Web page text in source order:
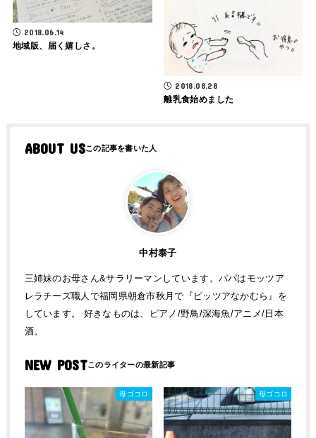
2018.06.14
地域版、届く嬉しさ。
2018.08.28
離乳食始めました
ABOUT US
中村泰子
三姉妹のお母さん&サラリーマンしています。パパはモッツア
レラチーズ職人で福岡県朝倉市秋月で『ピッツアなかむら』を
しています。 好きなものは、ピアノ/野鳥/深海魚/アニメ/日本
酒。
NEW POST
母ゴコロ 母ゴコロ